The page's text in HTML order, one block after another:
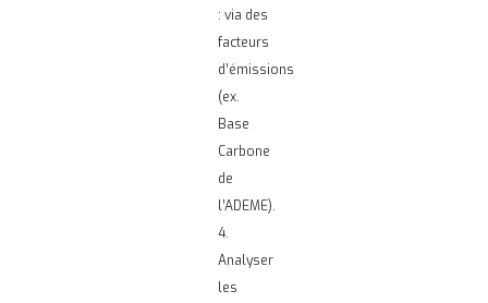
: via des
facteurs
d’émissions
(ex.
Base
Carbone
de
l’ADEME).
4.
Analyser
les